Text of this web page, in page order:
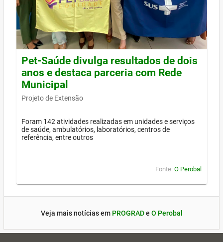
Pet-Saúde divulga resultados de dois
anos e destaca parceria com Rede
Municipal
Projeto de Extensão
Foram 142 atividades realizadas em unidades e serviços
de saúde, ambulatórios, laboratórios, centros de
referência, entre outros
Fonte: O Perobal
Veja mais notícias em PROGRADe O Perobal